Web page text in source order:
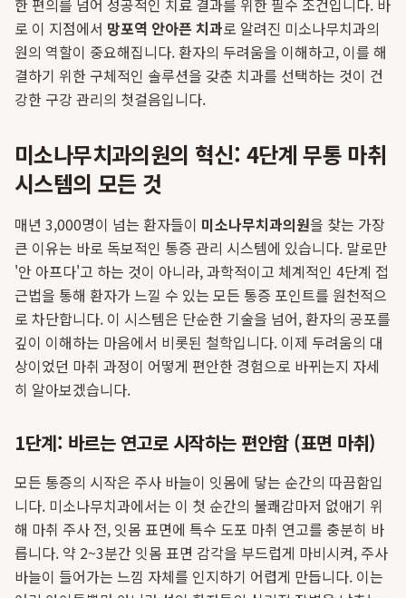
한 편의를 넘어 성공적인 치료 결과를 위한 필수 조건입니다. 바
로 이 지점에서 망포역 안아픈 치과로 알려진 미소나무치과의
원의 역할이 중요해집니다. 환자의 두려움을 이해하고, 이를 해
결하기 위한 구체적인 솔루션을 갖춘 치과를 선택하는 것이 건
강한 구강 관리의 첫걸음입니다.
미소나무치과의원의 혁신: 4단계 무통 마취
시스템의 모든 것
매년 3,000명이 넘는 환자들이 미소나무치과의원을 찾는 가장
큰 이유는 바로 독보적인 통증 관리 시스템에 있습니다. 말로만
'안 아프다'고 하는 것이 아니라, 과학적이고 체계적인 4단계 접
근법을 통해 환자가 느낄 수 있는 모든 통증 포인트를 원천적으
로 차단합니다. 이 시스템은 단순한 기술을 넘어, 환자의 공포를
깊이 이해하는 마음에서 비롯된 철학입니다. 이제 두려움의 대
상이었던 마취 과정이 어떻게 편안한 경험으로 바뀌는지 자세
히 알아보겠습니다.
1단계: 바르는 연고로 시작하는 편안함 (표면 마취)
모든 통증의 시작은 주사 바늘이 잇몸에 닿는 순간의 따끔함입
니다. 미소나무치과에서는 이 첫 순간의 불쾌감마저 없애기 위
해 마취 주사 전, 잇몸 표면에 특수 도포 마취 연고를 충분히 바
릅니다. 약 2~3분간 잇몸 표면 감각을 부드럽게 마비시켜, 주사
바늘이 들어가는 느낌 자체를 인지하기 어렵게 만듭니다. 이는